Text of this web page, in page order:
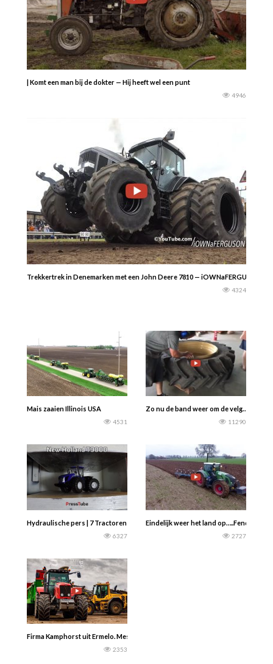
| Komt een man bij de dokter — Hij heeft wel een punt
4946
Trekkertrek in Denemarken met een John Deere 7810 — iOWNaFERGUSON
4324
Mais zaaien Illinois USA
4531
Zo nu de band weer om de velg………..
11290
Hydraulische pers | 7 Tractoren Fendt, Case, New Holland, 2 x John Deere, en 2
6327
Eindelijk weer het land op…..Fendt 930
2727
Firma Kamphorst uit Ermelo. Mest strooien 2020 met een Massey Ferguson
2353